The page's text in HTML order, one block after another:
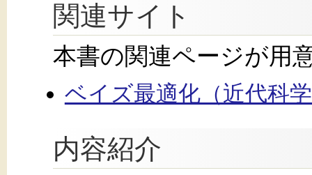
関連サイト
本書の関連ページが用
ベイズ最適化（近代科
内容紹介